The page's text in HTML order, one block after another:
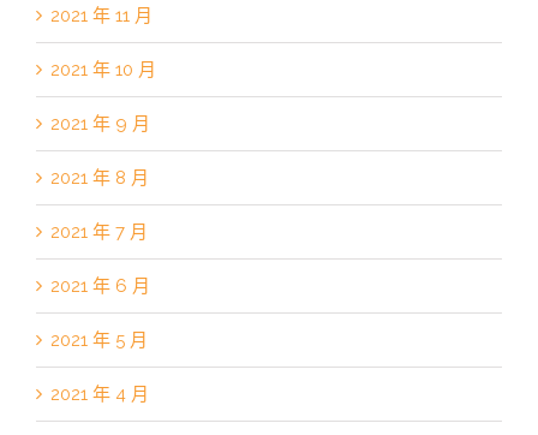
2021 年 11 月
2021 年 10 月
2021 年 9 月
2021 年 8 月
2021 年 7 月
2021 年 6 月
2021 年 5 月
2021 年 4 月